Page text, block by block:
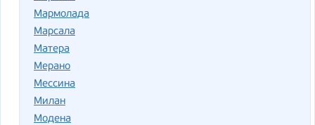
Мармолада
Марсала
Матера
Мерано
Мессина
Милан
Модена